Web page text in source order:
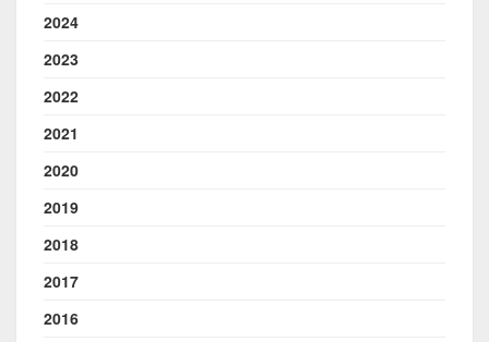
2024
2023
2022
2021
2020
2019
2018
2017
2016